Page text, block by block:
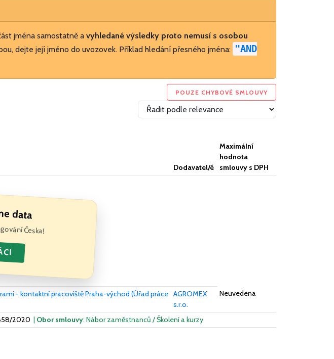
jména samostatně a vyhledané výsledky proto nemusí s osobou
dejte její jméno do uvozovek. Příklad hledání přesného jména: "AND
POUZE CHYBOVÉ SMLOUVY
Dodavatel/é
Maximální
hodnota
smlouvy s DPH
data
Česka!
- kontaktní pracoviště Praha-východ (Úřad práce AGROMEX
s.r.o.
Neuvedena
2020 | Obor smlouvy: Nábor zaměstnanců / Školení a kurzy